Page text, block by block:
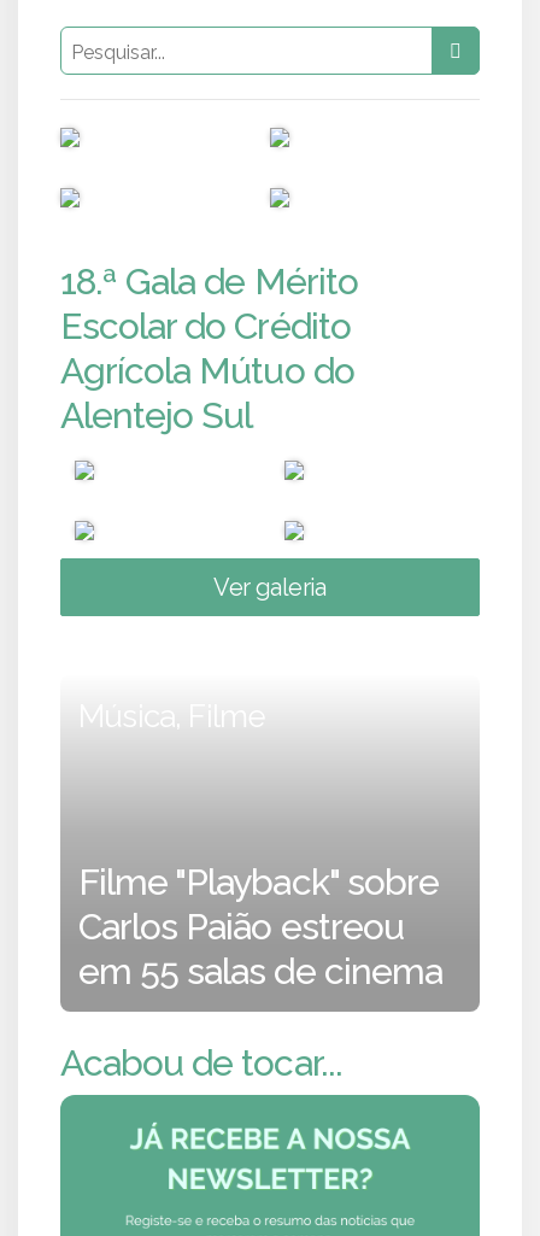
18.ª Gala de Mérito
Escolar do Crédito
Agrícola Mútuo do
Alentejo Sul
Ver galeria
Música, Filme
Filme "Playback" sobre
Carlos Paião estreou
em 55 salas de cinema
Acabou de tocar...